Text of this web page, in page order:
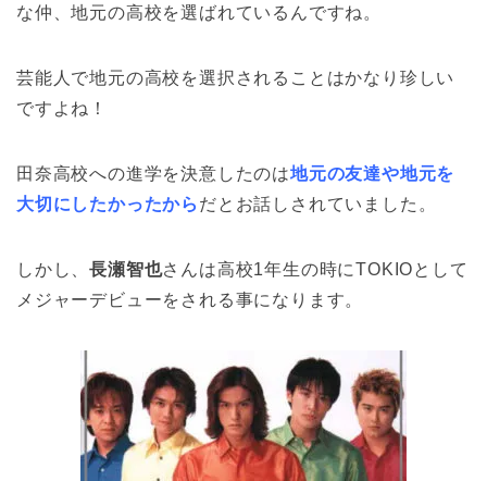
な仲、地元の高校を選ばれているんですね。
芸能人で地元の高校を選択されることはかなり珍しい
ですよね！
田奈高校への進学を決意したのは地元の友達や地元を
大切にしたかったから だとお話しされていました。
しかし、長瀬智也さんは高校1年生の時にTOKIOとして
メジャーデビューをされる事になります。